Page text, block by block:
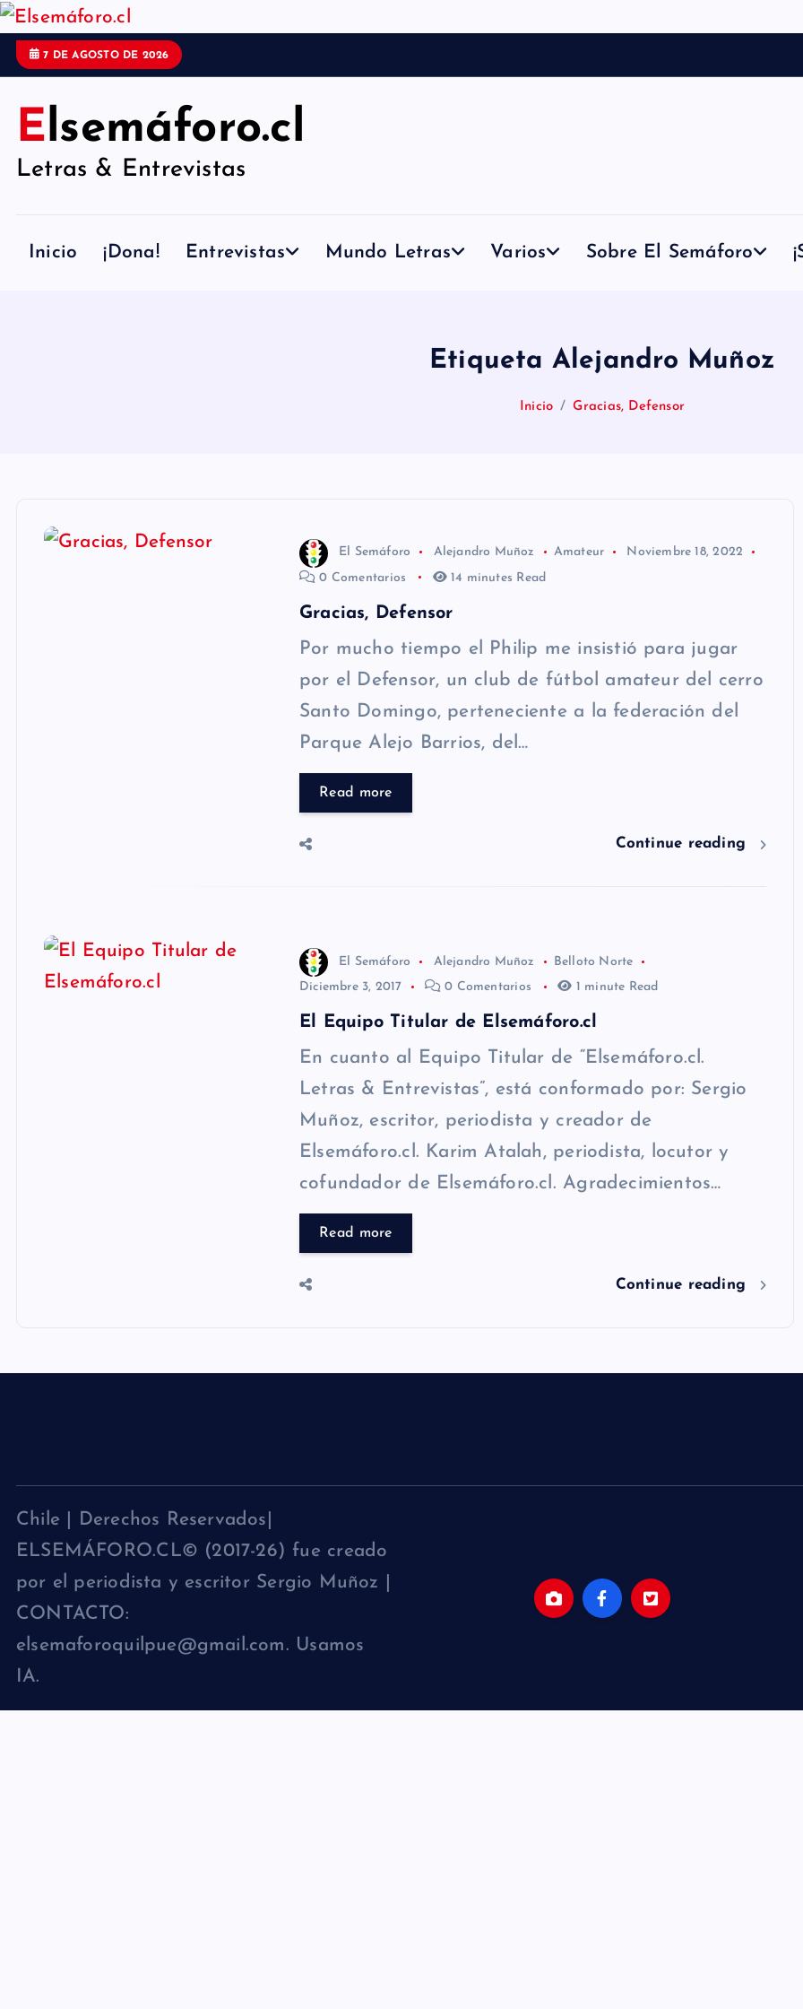
S
l
7 DE AGOSTO DE 2026
Elsemáforo.cl
Letras & Entrevistas
Inicio ¡Dona! Entrevistas Mundo Letras Varios Sobre El Semáforo
Etiqueta Alejandro Muñoz
Inicio Gracias, Defensor
El Semáforo Alejandro Muñoz Amateur
Noviembre 18, 2022
0 Comentarios
14 minutes Read
Gracias, Defensor
Por mucho tiempo el Philip me insistió para jugar
por el Defensor, un club de fútbol amateur del cerro
Santo Domingo, perteneciente a la federación del
Parque Alejo Barrios, del…
Read more
Continue reading
El Semáforo Alejandro Muñoz
Belloto Norte
Diciembre 3, 2017
0 Comentarios 1 minute Read
El Equipo Titular de Elsemáforo.cl
En cuanto al Equipo Titular de “Elsemáforo.cl.
Letras & Entrevistas”, está conformado por: Sergio
Muñoz, escritor, periodista y creador de
Elsemáforo.cl. Karim Atalah, periodista, locutor y
cofundador de Elsemáforo.cl. Agradecimientos…
Read more
Continue reading
Chile | Derechos Reservados|
ELSEMÁFORO.CL© (2017-26) fue creado
por el periodista y escritor Sergio Muñoz |
CONTACTO:
elsemaforoquilpue@gmail.com. Usamos
IA.